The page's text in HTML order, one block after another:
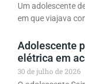
Um adolescente
em que viajava
Adolescente
elétrica em
30 de julho de 2026